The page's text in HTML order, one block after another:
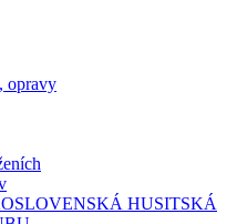
opravy
HUSITSKÁ